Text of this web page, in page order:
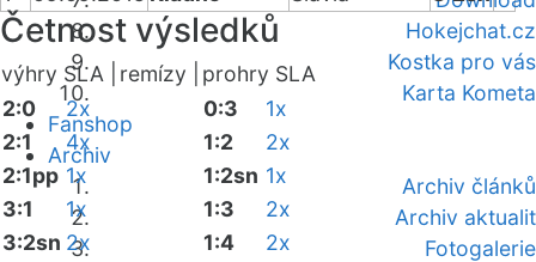
Hokejchat.cz
Kostka pro vás
Karta Kometa
Fanshop
Archiv
Archiv článků
Archiv aktualit
Fotogalerie
Četnost výsledků
výhry SLA | remízy |
prohry SLA
2:0
2x
2:1
4x
2:1pp 1x
3:1
1x
3:2sn 2x
0:3
1x
1:2
2x
1:2sn 1x
1:3
2x
1:4
2x